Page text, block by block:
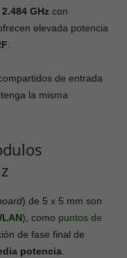
GHz con
elevada potencia
de entrada
la misma
) de 5 x 5 mm son
), como puntos de
de fase final de
potencia